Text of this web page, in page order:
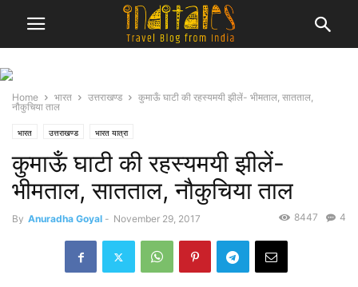
Home भारत उत्तराखण्ड
कुमाऊँ घाटी की रहस्यमयी झीलें- भीमताल, सातताल,
नौकुचिया ताल
भारत उत्तराखण्ड भारत यात्रा
कुमाऊँ घाटी की रहस्यमयी झीलें-
भीमताल, सातताल, नौकुचिया ताल
By Anuradha Goyal - November 29, 2017 4
8447